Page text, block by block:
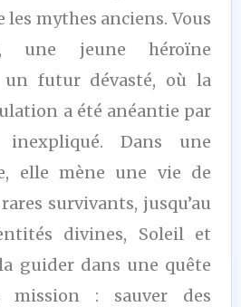
mythes anciens. Vous
une jeune héroïne
un futur dévasté, où la
a été anéantie par
inexpliqué. Dans une
elle mène une vie de
survivants, jusqu’au
divines, Soleil et
guider dans une quête
mission : sauver des